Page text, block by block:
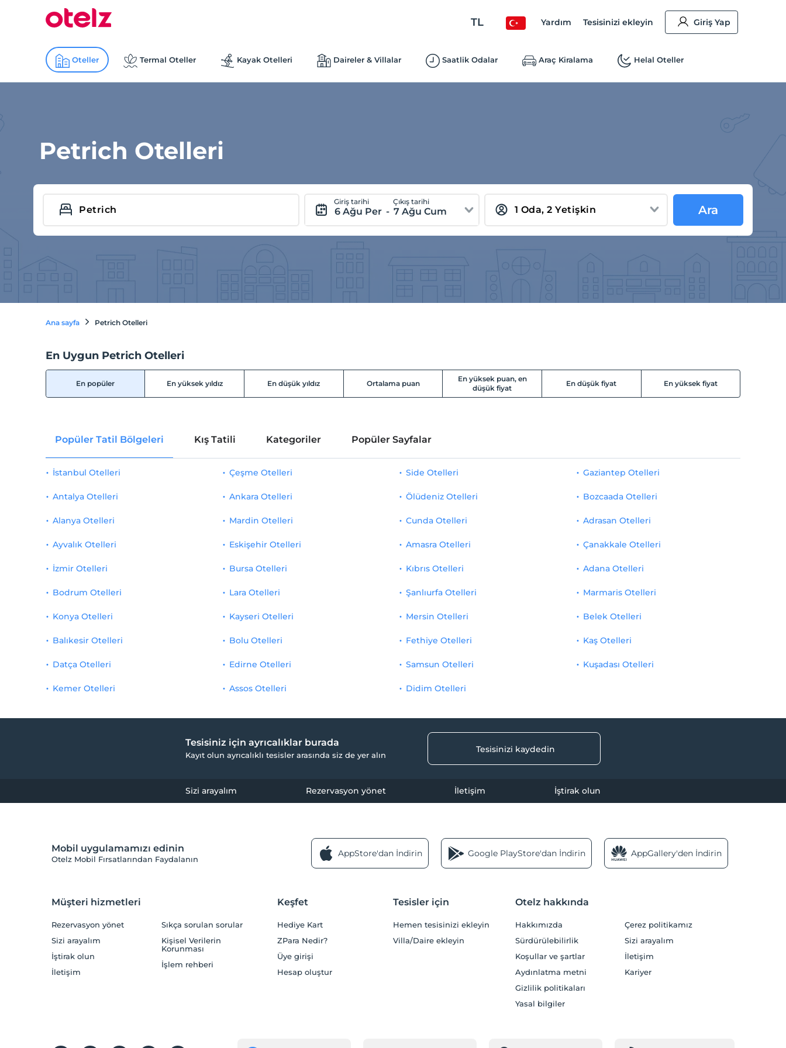
TL Yardım Tesisinizi ekleyin Giriş Yap
Oteller Termal Oteller Kayak Otelleri Daireler & Villalar Saatlik Odalar Araç Kiralama Helal Oteller
Petrich Otelleri
Giriş tarihi
6 Ağu Per -
Çıkış tarihi
7 Ağu Cum Ara
Ana sayfa Petrich Otelleri
En Uygun Petrich Otelleri
En popüler En yüksek yıldız En düşük yıldız Ortalama puan
En yüksek puan, en
düşük fiyat
En düşük fiyat En yüksek fiyat
Popüler Tatil Bölgeleri Kış Tatili Kategoriler Popüler Sayfalar
İstanbul Otelleri
Antalya Otelleri
Alanya Otelleri
Ayvalık Otelleri
İzmir Otelleri
Çeşme Otelleri
Ankara Otelleri
Mardin Otelleri
Eskişehir Otelleri
Bursa Otelleri
Side Otelleri
Ölüdeniz Otelleri
Cunda Otelleri
Amasra Otelleri
Kıbrıs Otelleri
Gaziantep Otelleri
Bozcaada Otelleri
Adrasan Otelleri
Çanakkale Otelleri
Adana Otelleri
Bodrum Otelleri
Konya Otelleri
Balıkesir Otelleri
Datça Otelleri
Kemer Otelleri
Lara Otelleri
Kayseri Otelleri
Bolu Otelleri
Edirne Otelleri
Assos Otelleri
Şanlıurfa Otelleri
Mersin Otelleri
Fethiye Otelleri
Samsun Otelleri
Didim Otelleri
Marmaris Otelleri
Belek Otelleri
Kaş Otelleri
Kuşadası Otelleri
Tesisiniz için ayrıcalıklar burada
Kayıt olun ayrıcalıklı tesisler arasında siz de yer alın
Tesisinizi kaydedin
Sizi arayalım Rezervasyon yönet İletişim İştirak olun
Mobil uygulamamızı edinin
Otelz Mobil Fırsatlarından Faydalanın
AppStore'dan İndirin Google PlayStore'dan İndirin AppGallery'den İndirin
Müşteri hizmetleri
Rezervasyon yönet
Sizi arayalım
İştirak olun
İletişim
Sıkça sorulan sorular
Kişisel Verilerin
Korunması
İşlem rehberi
Keşfet
Hediye Kart
ZPara Nedir?
Üye girişi
Hesap oluştur
Tesisler için
Hemen tesisinizi ekleyin
Villa/Daire ekleyin
Otelz hakkında
Hakkımızda
Sürdürülebilirlik
Koşullar ve şartlar
Aydınlatma metni
Gizlilik politikaları
Yasal bilgiler
Çerez politikamız
Sizi arayalım
İletişim
Kariyer